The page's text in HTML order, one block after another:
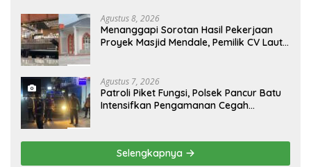
Agustus 8, 2026
Menanggapi Sorotan Hasil Pekerjaan
Proyek Masjid Mendale, Pemilik CV Laut
Agustus 7, 2026
Patroli Piket Fungsi, Polsek Pancur Batu
Intensifkan Pengamanan Cegah
Selengkapnya